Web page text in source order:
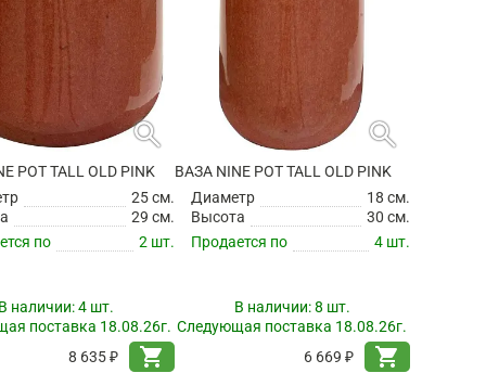
search
POT TALL OLD PINK
25 см.
29 см.
по
2 шт.
наличии:4 шт.
поставка 18.08.26г.
8 635 ₽
shopping_cart
search
ВАЗА NINE POT TALL OLD PINK
Диаметр
18 см.
Высота
30 см.
Продается по
4 шт.
В наличии:8 шт.
Следующая поставка 18.08.26г.
6 669 ₽
shopping_cart